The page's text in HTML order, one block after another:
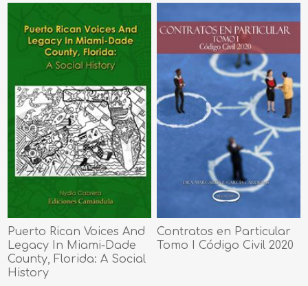
Puerto Rican Voices And
Legacy In Miami-Dade
County, Florida: A Social
History
Contratos en Particular
Tomo I Código Civil 2020